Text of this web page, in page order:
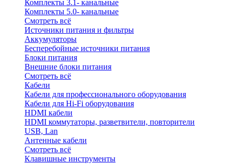
Комплекты 3.1- канальные
Комплекты 5.0- канальные
Смотреть всё
Источники питания и фильтры
Аккумуляторы
Бесперебойные источники питания
Блоки питания
Внешние блоки питания
Смотреть всё
Кабели
Кабели для профессионального оборудования
Кабели для Hi-Fi оборудования
HDMI кабели
HDMI коммутаторы, разветвители, повторители
USB, Lan
Антенные кабели
Смотреть всё
Клавишные инструменты